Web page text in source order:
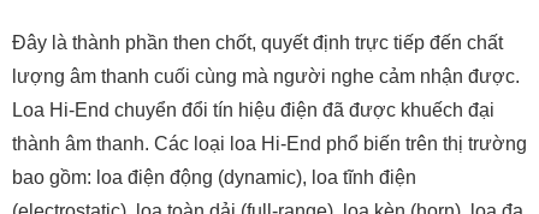
Đây là thành phần then chốt, quyết định trực tiếp đến chất
lượng âm thanh cuối cùng mà người nghe cảm nhận được.
Loa Hi-End chuyển đổi tín hiệu điện đã được khuếch đại
thành âm thanh. Các loại loa Hi-End phổ biến trên thị trường
bao gồm: loa điện động (dynamic), loa tĩnh điện